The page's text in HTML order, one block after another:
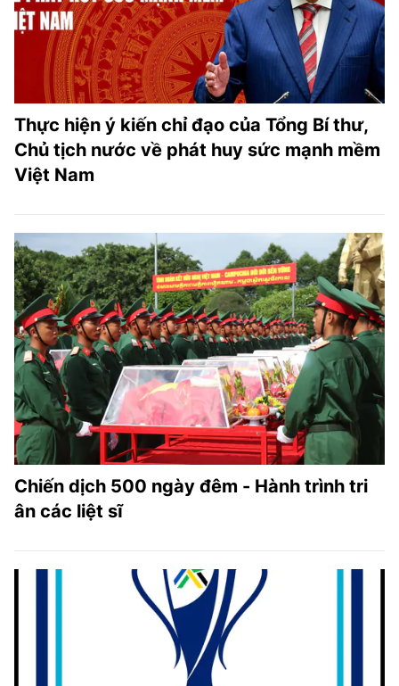
Thực hiện ý kiến chỉ đạo của Tổng Bí thư,
Chủ tịch nước về phát huy sức mạnh mềm
Việt Nam
Chiến dịch 500 ngày đêm - Hành trình tri
ân các liệt sĩ